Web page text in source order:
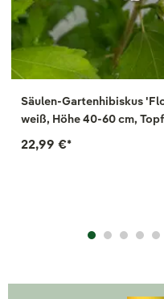
Säulen-Gartenhibiskus
weiß, Höhe 40-60 cm,
22,99 €*